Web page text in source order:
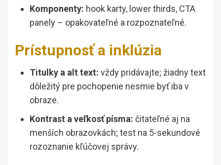
Komponenty: hook karty, lower thirds, CTA
panely – opakovateľné a rozpoznateľné.
Prístupnosť a inklúzia
Titulky a alt text: vždy pridávajte; žiadny text
dôležitý pre pochopenie nesmie byť iba v
obraze.
Kontrast a veľkosť písma: čitateľné aj na
menších obrazovkách; test na 5-sekundové
rozoznanie kľúčovej správy.